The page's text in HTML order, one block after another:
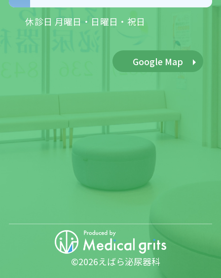
休診日 月曜日・日曜日・祝日
Google Map
©2026えばら泌尿器科